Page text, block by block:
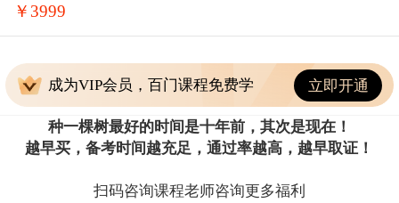
￥3999
成为VIP会员，百门课程免费学 立即开通
种一棵树最好的时间是十年前，其次是现在！
越早买，备考时间越充足，通过率越高，越早取证！
扫码咨询课程老师咨询更多福利